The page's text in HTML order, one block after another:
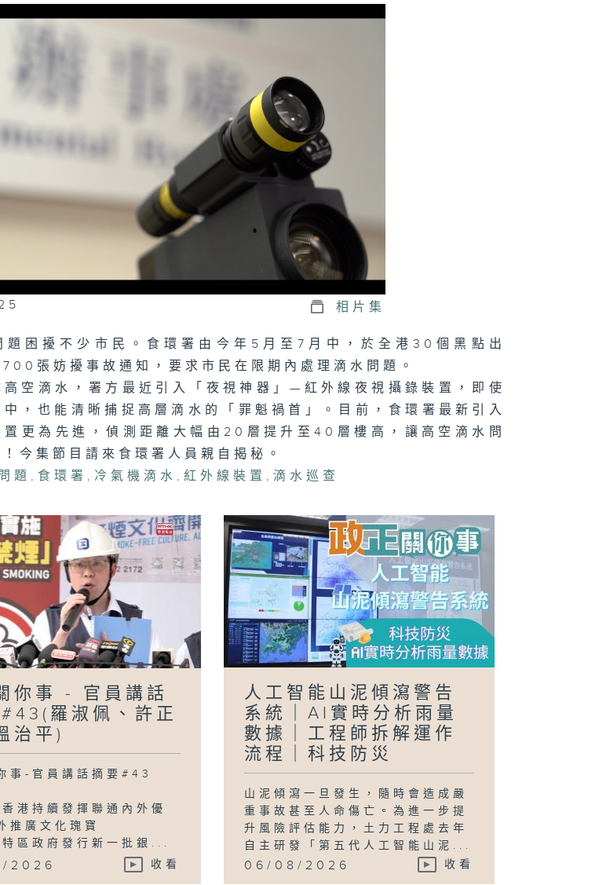
政正關你事 - 官
員講話摘要
#41（陳茂波、孫
東、丘應樺）
將軍澳南公園｜認
識海綿城市設計｜
公園都能化身成防
政正關你事：運輸
及物流局｜港車北
上＋ 粵車南下
（上）｜香港人自
駕遊熱門之選！
「港車北上」你試
過未？
#40（李家超、
陳國基）
「日行萬步」挑戰
相片集
題困擾不少市民。食環署由今年5月至7月中，於全港30個黑點出
張妨擾事故通知，要求市民在限期內處理滴水問題。
高空滴水，署方最近引入「夜視神器」—紅外線夜視攝錄裝置，即使
，也能清晰捕捉高層滴水的「罪魁禍首」。目前，食環署最新引入
置更為先進，偵測距離大幅由20層提升至40層樓高，讓高空滴水問
今集節目請來食環署人員親自揭秘。
題 , 食環署 , 冷氣機滴水 ,紅外線裝置 , 滴水巡查
你事 - 官員講話
羅淑佩、許正
治平)
事-官員講話摘要#43
港持續發揮聯通內外優
推廣文化瑰寶
區政府發行新一批銀...
2026 收看
人工智能山泥傾瀉警告
系統｜AI實時分析雨量
數據｜工程師拆解運作
流程｜科技防災
山泥傾瀉一旦發生，隨時會造成嚴
重事故甚至人命傷亡。為進一步提
升風險評估能力，土力工程處去年
自主研發「第五代人工智能山泥...
06/08/2026 收看